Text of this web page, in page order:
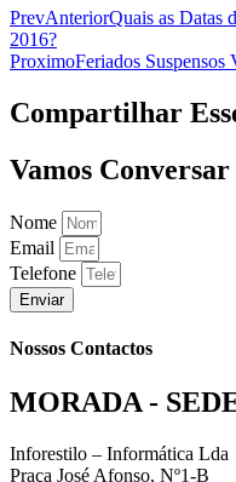
PrevAnteriorQuais as Datas
2016?
ProximoFeriados Suspensos
Compartilhar
Vamos Conversar
Nome
Email
Telefone
Enviar
Nossos Contactos
MORADA -
Inforestilo – Informática Lda
Praça José Afonso, Nº1-B